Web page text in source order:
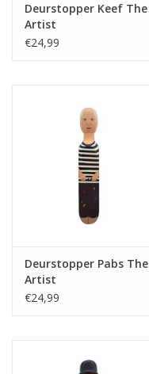
Deurstopper Keef The
Artist
€24,99
Deurstopper Pabs The
Artist
€24,99